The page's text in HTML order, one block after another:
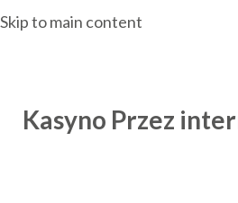
Skip to main content
Kasyno Przez